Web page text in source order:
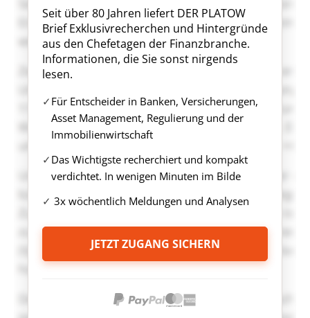
Seit über 80 Jahren liefert DER PLATOW
Brief Exklusivrecherchen und Hintergründe
aus den Chefetagen der Finanzbranche.
Informationen, die Sie sonst nirgends
lesen.
Für Entscheider in Banken, Versicherungen,
Asset Management, Regulierung und der
Immobilienwirtschaft
Das Wichtigste recherchiert und kompakt
verdichtet. In wenigen Minuten im Bilde
3x wöchentlich Meldungen und Analysen
JETZT ZUGANG SICHERN